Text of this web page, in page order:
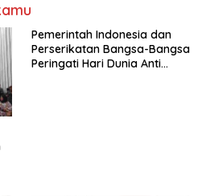
Pemerintah Indonesia dan
Perserikatan Bangsa-Bangsa
Peringati Hari Dunia Anti